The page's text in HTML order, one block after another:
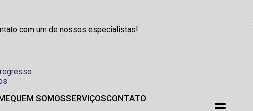
com um de nossos especialistas!
QUEM SOMOS SERVIÇOS CONTATO